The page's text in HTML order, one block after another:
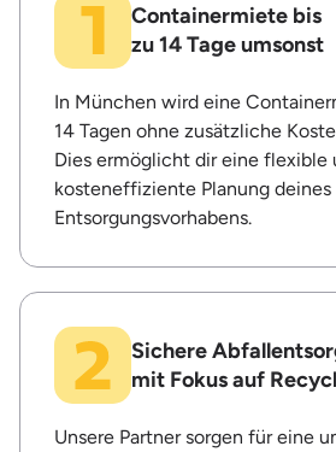
Containermiete bis
zu 14 Tage umsonst
In München wird eine
14 Tagen ohne zusätzliche
Dies ermöglicht dir eine flexible
kosteneffiziente Planung deines
Entsorgungsvorhabens.
Sichere
mit Fokus auf
Unsere Partner sorgen für eine